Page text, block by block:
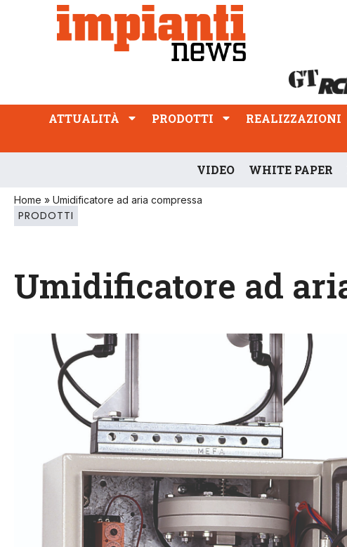
ATTUALITÀ PRODOTTI REALIZZAZIONI
PROFESSIONE
ATTUALITÀ PRODOTTI REALIZZAZIONI
VIDEO WHITE PAPER
Home » Umidificatore ad aria compressa
PRODOTTI
Umidificatore ad